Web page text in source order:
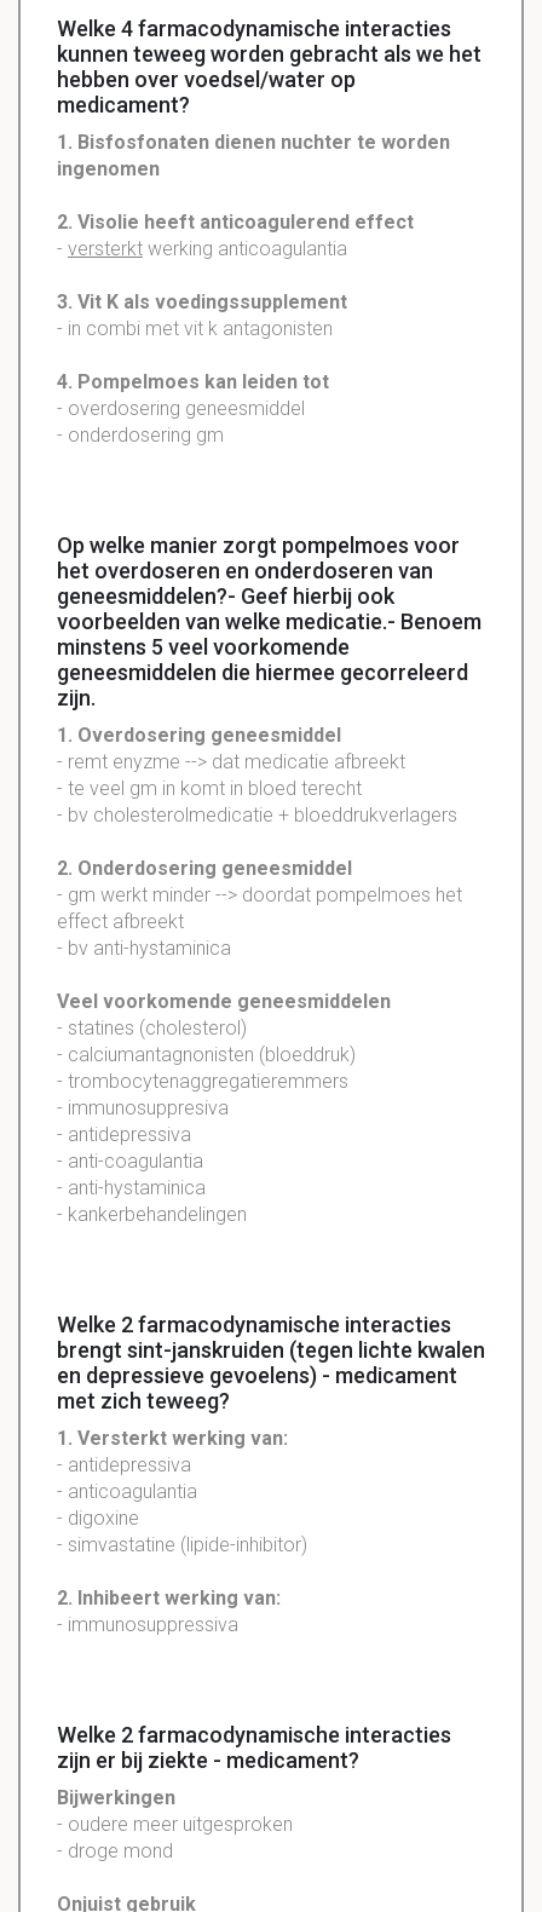
Welke 4 farmacodynamische interacties
kunnen teweeg worden gebracht als we het
hebben over voedsel/water op
medicament?
1. Bisfosfonaten dienen nuchter te worden
ingenomen
2. Visolie heeft anticoagulerend effect
- versterkt werking anticoagulantia
3. Vit K als voedingssupplement
- in combi met vit k antagonisten
4. Pompelmoes kan leiden tot
- overdosering geneesmiddel
- onderdosering gm
Op welke manier zorgt pompelmoes voor
het overdoseren en onderdoseren van
geneesmiddelen?- Geef hierbij ook
voorbeelden van welke medicatie.- Benoem
minstens 5 veel voorkomende
geneesmiddelen die hiermee gecorreleerd
zijn.
1. Overdosering geneesmiddel
- remt enyzme --> dat medicatie afbreekt
- te veel gm in komt in bloed terecht
- bv cholesterolmedicatie + bloeddrukverlagers
2. Onderdosering geneesmiddel
- gm werkt minder --> doordat pompelmoes het
effect afbreekt
- bv anti-hystaminica
Veel voorkomende geneesmiddelen
- statines (cholesterol)
- calciumantagnonisten (bloeddruk)
- trombocytenaggregatieremmers
- immunosuppresiva
- antidepressiva
- anti-coagulantia
- anti-hystaminica
- kankerbehandelingen
Welke 2 farmacodynamische interacties
brengt sint-janskruiden (tegen lichte kwalen
en depressieve gevoelens) - medicament
met zich teweeg?
1. Versterkt werking van:
- antidepressiva
- anticoagulantia
- digoxine
- simvastatine (lipide-inhibitor)
2. Inhibeert werking van:
- immunosuppressiva
Welke 2 farmacodynamische interacties
zijn er bij ziekte - medicament?
Bijwerkingen
- oudere meer uitgesproken
- droge mond
Onjuist gebruik